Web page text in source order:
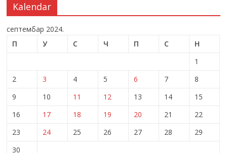
Kalendar
септембар 2024.
П
У С Ч П С
Н
1
2
3 4 5 6 7
8
9
10 11 12 13 14
15
16
17 18 19 20 21
22
23
24 25 26 27 28
29
30